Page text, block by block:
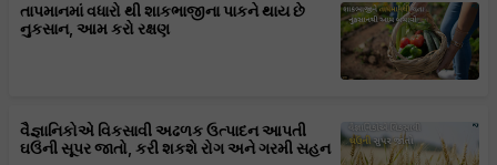
તાપમાનમાં વધારો થી શાકભાજીના પાકને થાય છે
નુકસાન, આમ કરો રક્ષણ
વૈજ્ઞાનિકોએ વિકસાવી અઢળક ઉત્પાદન આપતી
ઘઉંની સૂપર જાતો, કરી શકશે રોગ અને ગરમી સહન